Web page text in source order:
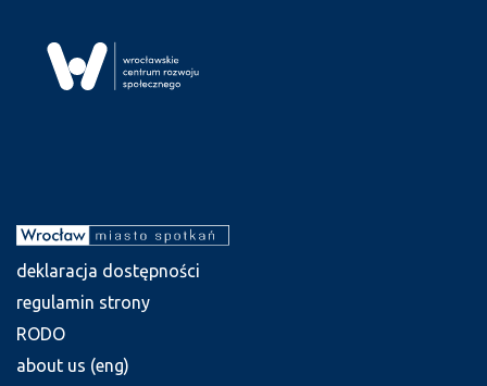
deklaracja dostępności
regulamin strony
RODO
about us (eng)